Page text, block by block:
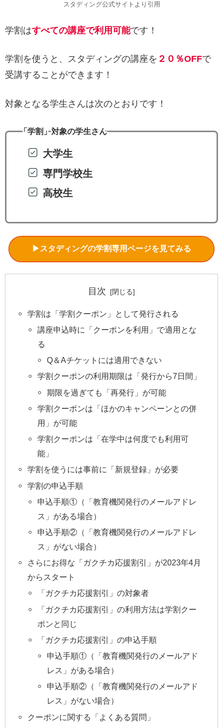
スタディング公式サイトより引用
学割はすべての講座で利用可能です！
学割を使うと、スタディングの講座を ２０％OFFで
受講することができます！
対象となる学生さんは次のとおりです！
「学割」対象の学生さん
大学生
専門学校生
高校生
▶スタディングの学割専用ページを見てみる
目次
学割は「学割クーポン」として発行される
講座申込時に「クーポンを利用」で適用とな
る
Q＆Aチケットには適用できない
学割クーポンの利用期限は「発行から7日間」
期限を過ぎても「再発行」が可能
学割クーポンは「ほかのキャンペーンとの併
用」が可能
学割クーポンは「在学中は何度でも利用可
能」
学割を使うには事前に「新規登録」が必要
学割の申込手順
申込手順①（「教育機関発行のメールアドレ
ス」がある場合）
申込手順②（「教育機関発行のメールアドレ
ス」がない場合）
さらにお得な「ガクチカ応援割引」が2023年4月
からスタート
「ガクチカ応援割引」の対象者
「ガクチカ応援割引」の利用方法は学割クー
ポンと同じ
「ガクチカ応援割引」の申込手順
申込手順①（「教育機関発行のメールアド
レス」がある場合）
申込手順②（「教育機関発行のメールアド
レス」がない場合）
クーポンに関する「よくある質問」